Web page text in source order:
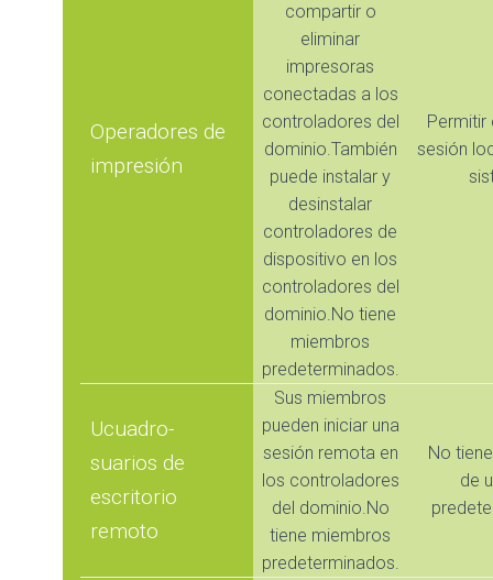
Operadores de
impresión
compartir o
eliminar
impresoras
conectadas a los
controladores del
dominio.También
puede instalar y
desinstalar
controladores de
dispositivo en los
controladores del
dominio.No tiene
miembros
predeterminados.
Permitir
sesión
Ucuadro-
suarios de
escritorio
remoto
Sus miembros
pueden iniciar una
sesión remota en
los controladores
del dominio.No
tiene miembros
predeterminados.
No
de